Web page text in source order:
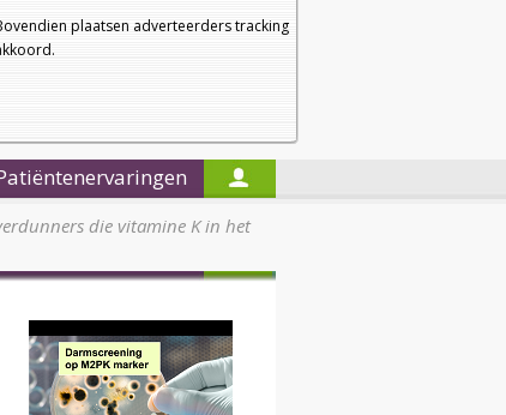
plaatsen adverteerders tracking
a
a
Nieuwsbrief
die vitamine K in het